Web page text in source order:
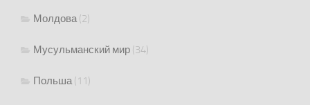
Молдова(2)
Мусульманский мир (34)
Польша(11)